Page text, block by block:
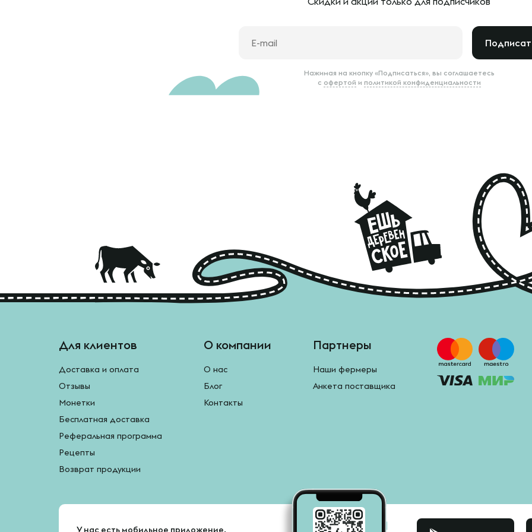
Нажимая на кнопку «Подписаться», вы соглашаетесь
с офертой и политикой конфиденциальности
Для клиентов
Доставка и оплата
Отзывы
Монетки
Бесплатная доставка
Реферальная программа
Рецепты
Возврат продукции
О компании
О нас
Блог
Контакты
Партнеры
Наши фермеры
Анкета поставщика
У нас есть мобильное приложение.